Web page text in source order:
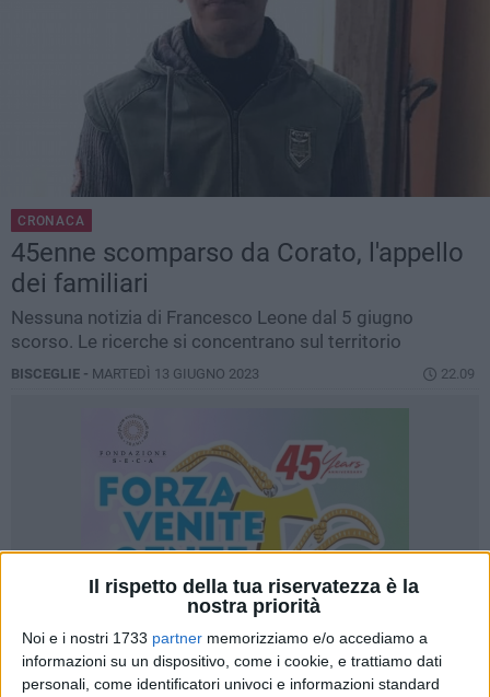
Il rispetto della tua riservatezza è la
nostra priorità
Noi e i nostri 1733 partner memorizziamo e/o accediamo a
informazioni su un dispositivo, come i cookie, e trattiamo dati
personali, come identificatori univoci e informazioni standard
CRONACA
45enne scomparso da Corato, l'appello
dei familiari
Nessuna notizia di Francesco Leone dal 5 giugno
scorso. Le ricerche si concentrano sul territorio
BISCEGLIE - MARTEDÌ 13 GIUGNO 2023 22.09